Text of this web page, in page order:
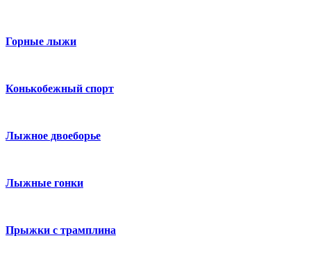
Горные лыжи
Конькобежный спорт
Лыжное двоеборье
Лыжные гонки
Прыжки с трамплина